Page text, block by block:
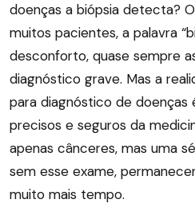
doenças a biópsia detecta?
muitos pacientes, a palavra
desconforto, quase sempre
diagnóstico grave. Mas a
para diagnóstico de doenças
precisos e seguros da
apenas cânceres, mas uma
sem esse exame,
muito mais tempo.